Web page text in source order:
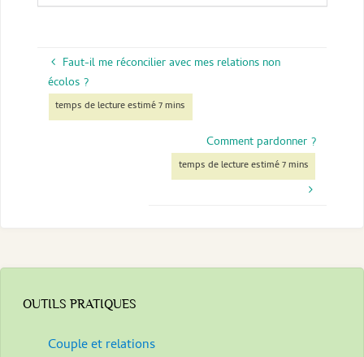
Faut-il me réconcilier avec mes relations non
écolos ?
Comment pardonner ?
OUTILS PRATIQUES
Couple et relations